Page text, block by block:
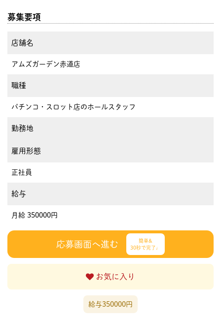
募集要項
店舗名
アムズガーデン赤道店
職種
パチンコ・スロット店のホールスタッフ
勤務地
雇用形態
正社員
給与
月給 350000円
応募画面へ進む
簡単&
30秒で完了♩
お気に入り
給与350000円